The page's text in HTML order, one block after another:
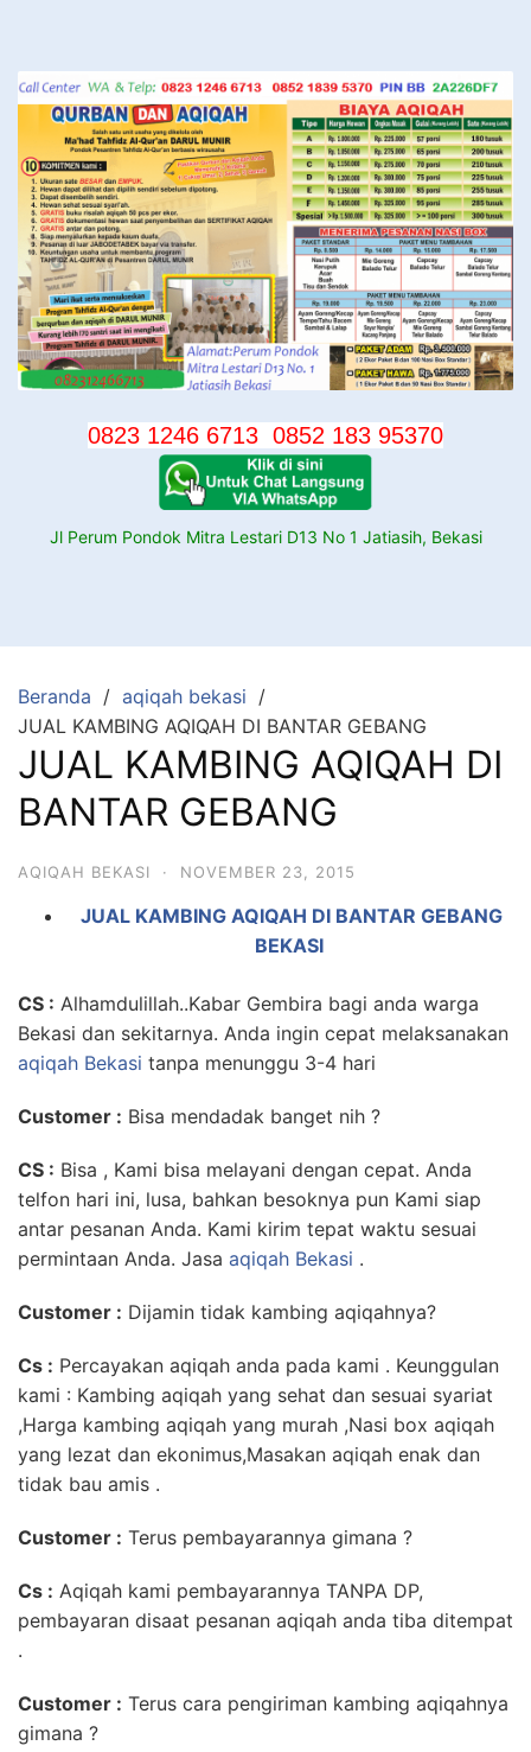
konten
0823 1246 6713 0852 183 95370
Jl Perum Pondok Mitra Lestari D13 No 1 Jatiasih, Bekasi
Beranda
aqiqah bekasi
JUAL KAMBING AQIQAH DI BANTAR GEBANG
JUAL KAMBING AQIQAH DI
BANTAR GEBANG
AQIQAH BEKASI · NOVEMBER 23, 2015
JUAL KAMBING AQIQAH DI BANTAR GEBANG
BEKASI
CS : Alhamdulillah..Kabar Gembira bagi anda warga
Bekasi dan sekitarnya. Anda ingin cepat melaksanakan
aqiqah Bekasi tanpa menunggu 3-4 hari
Customer : Bisa mendadak banget nih ?
CS : Bisa , Kami bisa melayani dengan cepat. Anda
telfon hari ini, lusa, bahkan besoknya pun Kami siap
antar pesanan Anda. Kami kirim tepat waktu sesuai
permintaan Anda. Jasa aqiqah Bekasi .
Customer : Dijamin tidak kambing aqiqahnya?
Cs : Percayakan aqiqah anda pada kami . Keunggulan
kami : Kambing aqiqah yang sehat dan sesuai syariat
,Harga kambing aqiqah yang murah ,Nasi box aqiqah
yang lezat dan ekonimus,Masakan aqiqah enak dan
tidak bau amis .
Customer : Terus pembayarannya gimana ?
Cs : Aqiqah kami pembayarannya TANPA DP,
pembayaran disaat pesanan aqiqah anda tiba ditempat
.
Customer : Terus cara pengiriman kambing aqiqahnya
gimana ?